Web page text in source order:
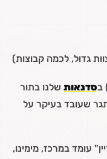
בסדנאות שלנו בתור
שעובד בעיקר על
עומד במרכז, מימינו,